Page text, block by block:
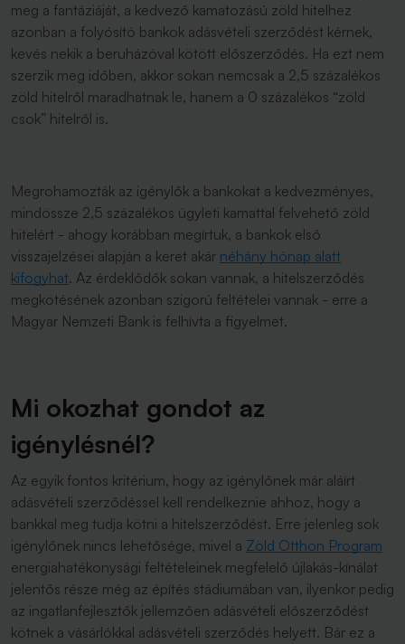
meg a fantáziáját, a kedvező kamatozású zöld hitelhez
azonban a folyósító bankok adásvételi szerződést kérnek,
kevés nekik a beruházóval kötött előszerződés. Ha ezt nem
szerzik meg időben, akkor sokan nemcsak a 2,5 százalékos
zöld hitelről maradhatnak le, hanem a 0 százalékos “zöld
csok” hitelről is.
Megrohamozták az igénylők a bankokat a kedvezményes,
mindössze 2,5 százalékos ügyleti kamattal felvehető zöld
hitelért - ahogy korábban megírtuk, a bankok első
visszajelzései alapján a keret akár néhány hónap alatt
kifogyhat. Az érdeklődők sokan vannak, a hitelszerződés
megkötésének azonban szigorú feltételei vannak - erre a
Magyar Nemzeti Bank is felhívta a figyelmet.
Mi okozhat gondot az
igénylésnél?
Az egyik fontos kritérium, hogy az igénylőnek már aláírt
adásvételi szerződéssel kell rendelkeznie ahhoz, hogy a
bankkal meg tudja kötni a hitelszerződést. Erre jelenleg sok
igénylőnek nincs lehetősége, mivel a Zöld Otthon Program
energiahatékonysági feltételeinek megfelelő újlakás-kínálat
jelentős része még az építés stádiumában van, ilyenkor pedig
az ingatlanfejlesztők jellemzően adásvételi előszerződést
kötnek a vásárlókkal adásvételi szerződés helyett. Bár ez a